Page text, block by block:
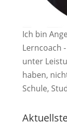
Ich bin
Lerncoach
unter
haben,
Schule,